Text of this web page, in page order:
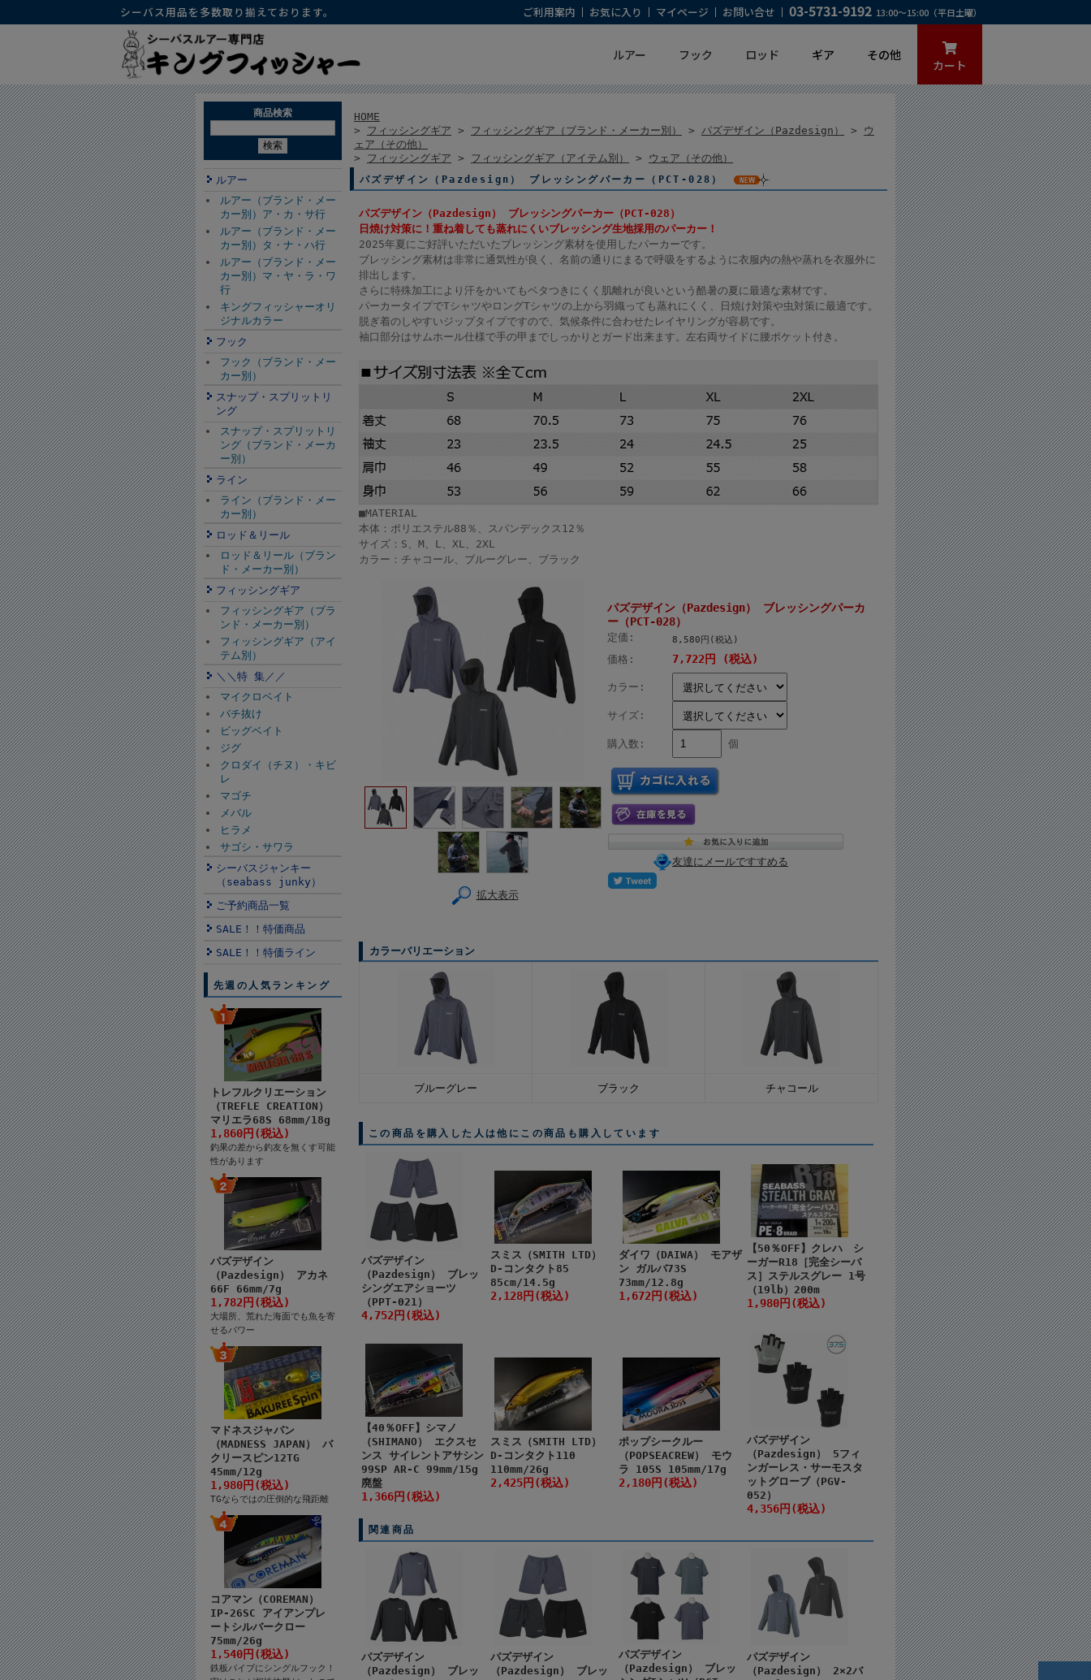
シーバス用品を多数取り揃えております。 ご利用案内 お気に入り マイページ お問い合せ 03-5731-9192 13:00～15:00（平日土曜）
ルアー フック ロッド ギア その他
カート
商品検索
ルアー
ルアー（ブランド・メー
カー別）ア・カ・サ行
ルアー（ブランド・メー
カー別）タ・ナ・ハ行
ルアー（ブランド・メー
カー別）マ・ヤ・ラ・ワ
行
キングフィッシャーオリ
ジナルカラー
フック
フック（ブランド・メー
カー別）
スナップ・スプリットリ
ング
スナップ・スプリットリ
ング（ブランド・メーカ
ー別）
ライン
ライン（ブランド・メー
カー別）
ロッド＆リール
ロッド＆リール（ブラン
ド・メーカー別）
フィッシングギア
フィッシングギア（ブラ
ンド・メーカー別）
フィッシングギア（アイ
テム別）
＼＼特 集／／
マイクロベイト
バチ抜け
ビッグベイト
ジグ
クロダイ（チヌ）・キビ
レ
マゴチ
メバル
ヒラメ
サゴシ・サワラ
シーバスジャンキー
（seabass junky）
ご予約商品一覧
SALE！！特価商品
SALE！！特価ライン
先週の人気ランキング
トレフルクリエーション
（TREFLE CREATION）
マリエラ68S 68mm/18g
1,860円(税込)
釣果の差から釣友を無くす可能
性があります
パズデザイン
（Pazdesign） アカネ
66F 66mm/7g
1,782円(税込)
大場所、荒れた海面でも魚を寄
せるパワー
マドネスジャパン
（MADNESS JAPAN） バ
クリースピン12TG
45mm/12g
1,980円(税込)
TGならではの圧倒的な飛距離
コアマン（COREMAN）
IP-26SC アイアンプレ
ートシルバークロー
75mm/26g
1,540円(税込)
鉄板バイブにシングルフック！
HOME
> フィッシングギア > フィッシングギア（ブランド・メーカー別） > パズデザイン（Pazdesign） > ウ
ェア（その他）
> フィッシングギア > フィッシングギア（アイテム別） > ウェア（その他）
パズデザイン（Pazdesign） ブレッシングパーカー（PCT-028）
パズデザイン（Pazdesign） ブレッシングパーカー（PCT-028）
日焼け対策に！重ね着しても蒸れにくいブレッシング生地採用のパーカー！
2025年夏にご好評いただいたブレッシング素材を使用したパーカーです。
ブレッシング素材は非常に通気性が良く、名前の通りにまるで呼吸をするように衣服内の熱や蒸れを衣服外に
排出します。
さらに特殊加工により汗をかいてもベタつきにくく肌離れが良いという酷暑の夏に最適な素材です。
パーカータイプでTシャツやロングTシャツの上から羽織っても蒸れにくく、日焼け対策や虫対策に最適です。
脱ぎ着のしやすいジップタイプですので、気候条件に合わせたレイヤリングが容易です。
袖口部分はサムホール仕様で手の甲までしっかりとガード出来ます。左右両サイドに腰ポケット付き。
■MATERIAL
本体：ポリエステル88％、スパンデックス12％
サイズ：S、M、L、XL、2XL
カラー：チャコール、ブルーグレー、ブラック
拡大表示
パズデザイン（Pazdesign） ブレッシングパーカ
ー（PCT-028）
定価: 8,580円(税込)
価格: 7,722円 (税込)
カラー:
サイズ:
購入数: 個
友達にメールですすめる
カラーバリエーション
ブルーグレー ブラック チャコール
この商品を購入した人は他にこの商品も購入しています
パズデザイン
（Pazdesign） ブレッ
シングエアショーツ
（PPT-021）
4,752円(税込)
スミス（SMITH LTD）
D-コンタクト85
85cm/14.5g
2,128円(税込)
ダイワ（DAIWA） モアザ
ン ガルバ73S
73mm/12.8g
1,672円(税込)
【50％OFF】クレハ シ
ーガーR18［完全シーバ
ス］ステルスグレー 1号
（19lb）200m
1,980円(税込)
【40％OFF】シマノ
（SHIMANO） エクスセ
ンス サイレントアサシン
99SP AR-C 99mm/15g
廃盤
1,366円(税込)
スミス（SMITH LTD）
D-コンタクト110
110mm/26g
2,425円(税込)
ポップシークルー
（POPSEACREW） モウ
ラ 105S 105mm/17g
2,180円(税込)
パズデザイン
（Pazdesign） 5フィ
ンガーレス・サーモスタ
ットグローブ（PGV-
052）
4,356円(税込)
関連商品
パズデザイン
（Pazdesign） ブレッ
パズデザイン
（Pazdesign） ブレッ
パズデザイン
（Pazdesign） ブレッ
パズデザイン
（Pazdesign） 2×2バ